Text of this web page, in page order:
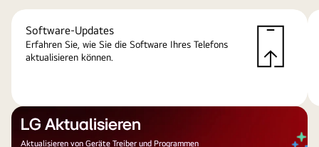
Software-Updates
Erfahren Sie, wie Sie die Software Ihres Telefons
aktualisieren können.
LG Aktualisieren
Aktualisieren von Geräte Treiber und Programmen